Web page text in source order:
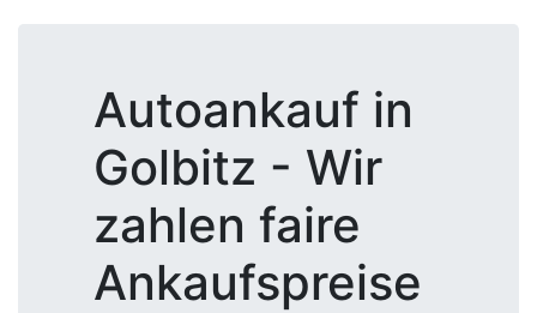
Autoankauf in
Golbitz - Wir
zahlen faire
Ankaufspreise